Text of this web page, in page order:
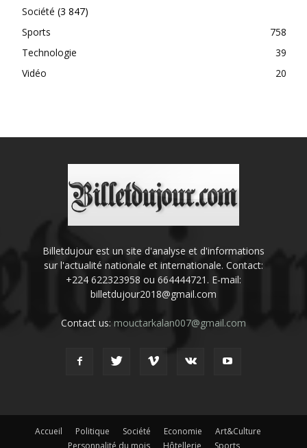
Société (3 847)
Sports
758
Technologie
39
Vidéo
20
Billetdujour est un site d'analyse et d'informations
sur l'actualité nationale et internationale. Contact:
+224 622323958 ou 664444721. E-mail:
billetdujour2018@gmail.com
Contact us: mouctarkalan007@gmail.com
Accueil Politique Société Economie
Art&Culture
Personnalité du mois
Hôtellerie Sports